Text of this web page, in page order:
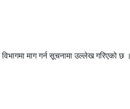
माग गर्न सूचनामा उल्लेख गरिएको छ ।